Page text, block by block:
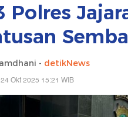
Polres
- detikNews
Okt 2025 15:21 WIB